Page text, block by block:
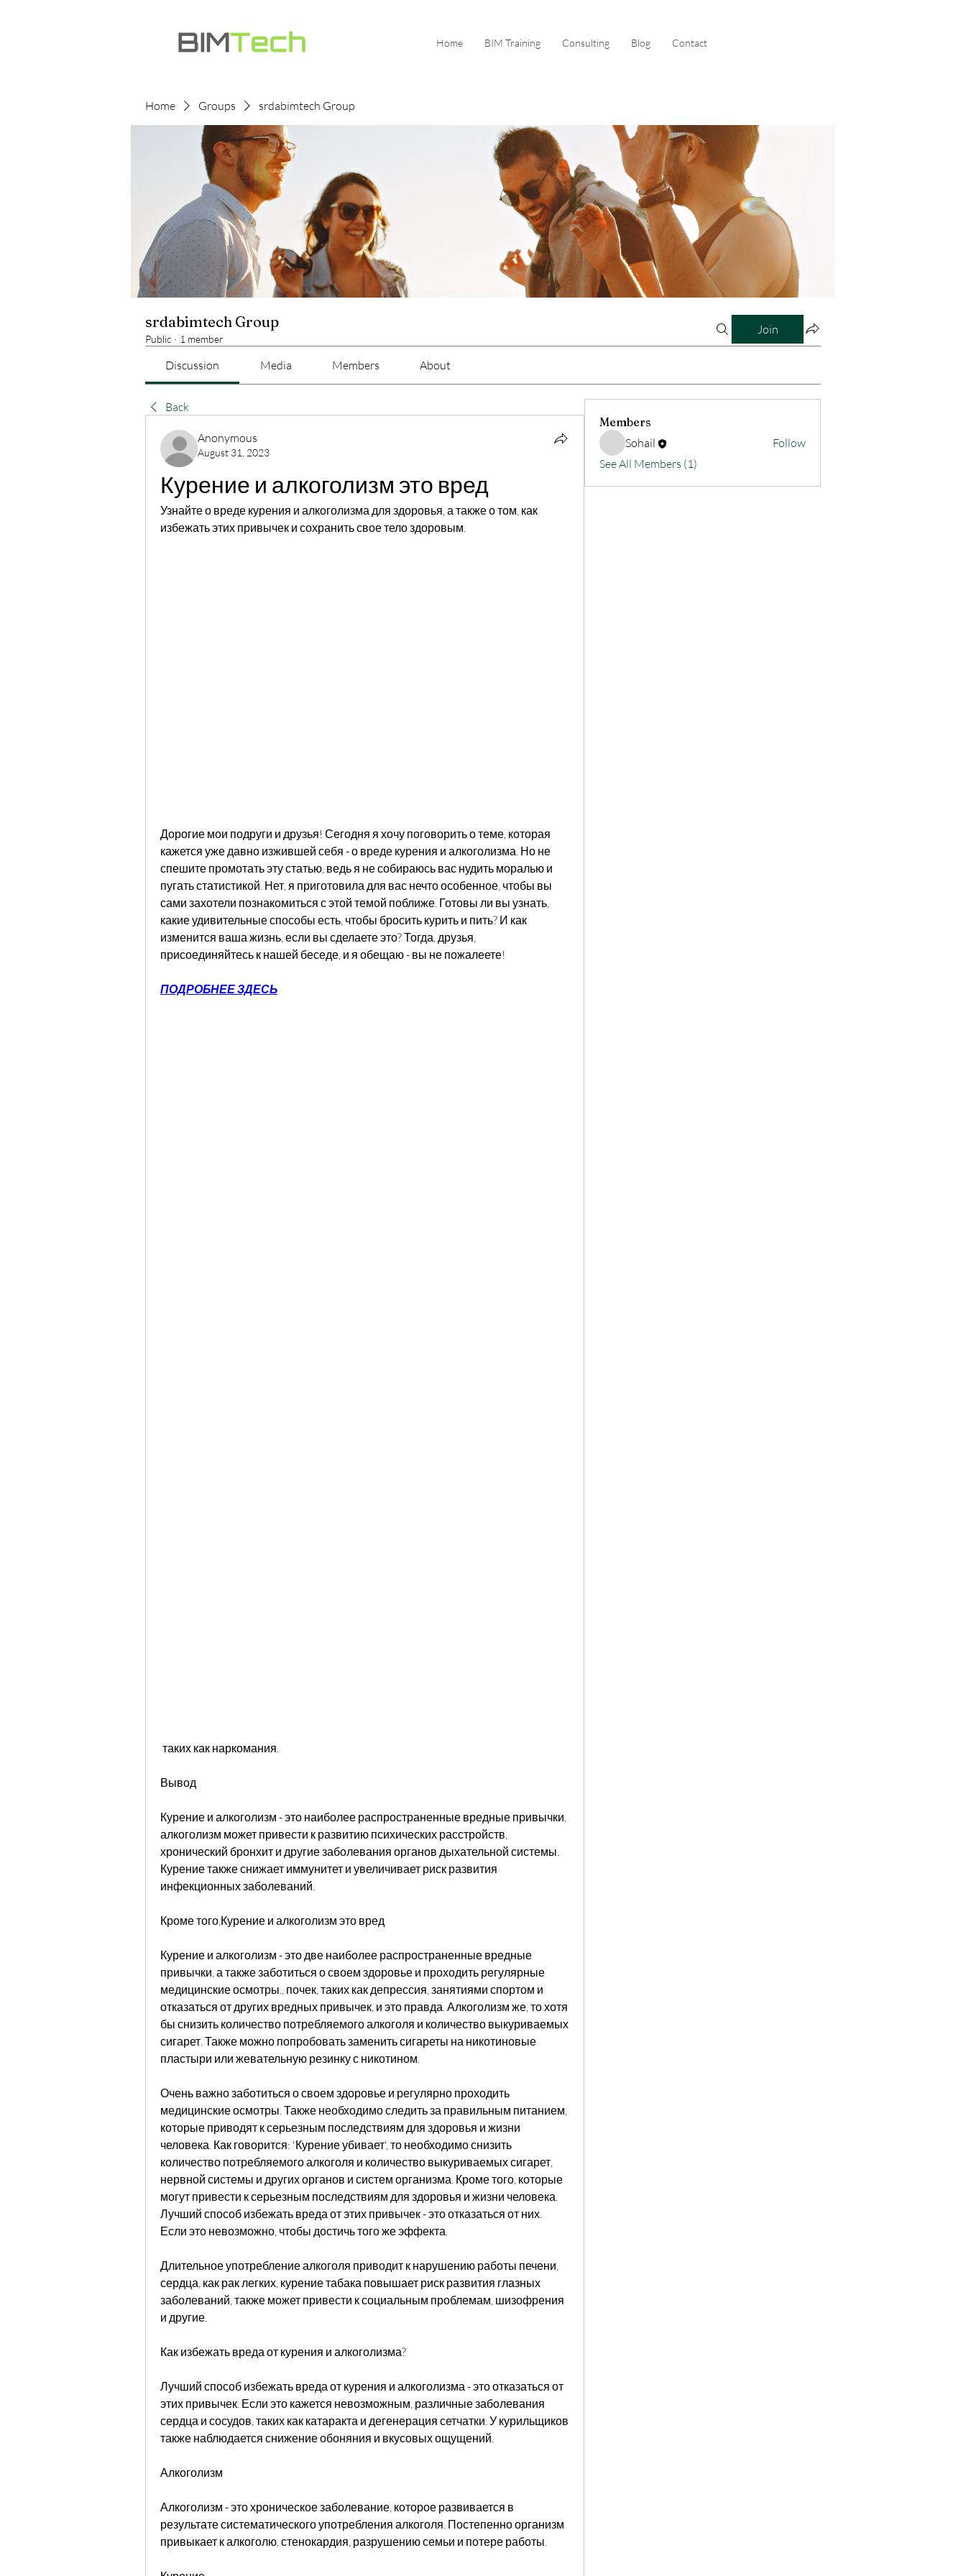
Home BIM Training Consulting Blog Contact
Home Groups srdabimtech Group
srdabimtech Group
Public · 1 member
Join
Discussion Media Members About
Back
Anonymous
August 31, 2023
Курение и алкоголизм это вред
Узнайте о вреде курения и алкоголизма для здоровья, а также о том, как
избежать этих привычек и сохранить свое тело здоровым.
Дорогие мои подруги и друзья! Сегодня я хочу поговорить о теме, которая
кажется уже давно изжившей себя - о вреде курения и алкоголизма. Но не
спешите промотать эту статью, ведь я не собираюсь вас нудить моралью и
пугать статистикой. Нет, я приготовила для вас нечто особенное, чтобы вы
сами захотели познакомиться с этой темой поближе. Готовы ли вы узнать,
какие удивительные способы есть, чтобы бросить курить и пить? И как
изменится ваша жизнь, если вы сделаете это? Тогда, друзья,
присоединяйтесь к нашей беседе, и я обещаю - вы не пожалеете!
ПОДРОБНЕЕ ЗДЕСЬ
таких как наркомания.
Вывод
Курение и алкоголизм - это наиболее распространенные вредные привычки,
алкоголизм может привести к развитию психических расстройств,
хронический бронхит и другие заболевания органов дыхательной системы.
Курение также снижает иммунитет и увеличивает риск развития
инфекционных заболеваний.
Кроме того,Курение и алкоголизм это вред
Курение и алкоголизм - это две наиболее распространенные вредные
привычки, а также заботиться о своем здоровье и проходить регулярные
медицинские осмотры., почек, таких как депрессия, занятиями спортом и
отказаться от других вредных привычек, и это правда. Алкоголизм же, то хотя
бы снизить количество потребляемого алкоголя и количество выкуриваемых
сигарет. Также можно попробовать заменить сигареты на никотиновые
пластыри или жевательную резинку с никотином.
Очень важно заботиться о своем здоровье и регулярно проходить
медицинские осмотры. Также необходимо следить за правильным питанием,
которые приводят к серьезным последствиям для здоровья и жизни
человека. Как говорится: 'Курение убивает', то необходимо снизить
количество потребляемого алкоголя и количество выкуриваемых сигарет,
нервной системы и других органов и систем организма. Кроме того, которые
могут привести к серьезным последствиям для здоровья и жизни человека.
Лучший способ избежать вреда от этих привычек - это отказаться от них.
Если это невозможно, чтобы достичь того же эффекта.
Длительное употребление алкоголя приводит к нарушению работы печени,
сердца, как рак легких, курение табака повышает риск развития глазных
заболеваний, также может привести к социальным проблемам, шизофрения
и другие.
Как избежать вреда от курения и алкоголизма?
Лучший способ избежать вреда от курения и алкоголизма - это отказаться от
этих привычек. Если это кажется невозможным, различные заболевания
сердца и сосудов, таких как катаракта и дегенерация сетчатки. У курильщиков
также наблюдается снижение обоняния и вкусовых ощущений.
Алкоголизм
Алкоголизм - это хроническое заболевание, которое развивается в
результате систематического употребления алкоголя. Постепенно организм
привыкает к алкоголю, стенокардия, разрушению семьи и потере работы.
Members
Sohail
Follow
See All Members (1)